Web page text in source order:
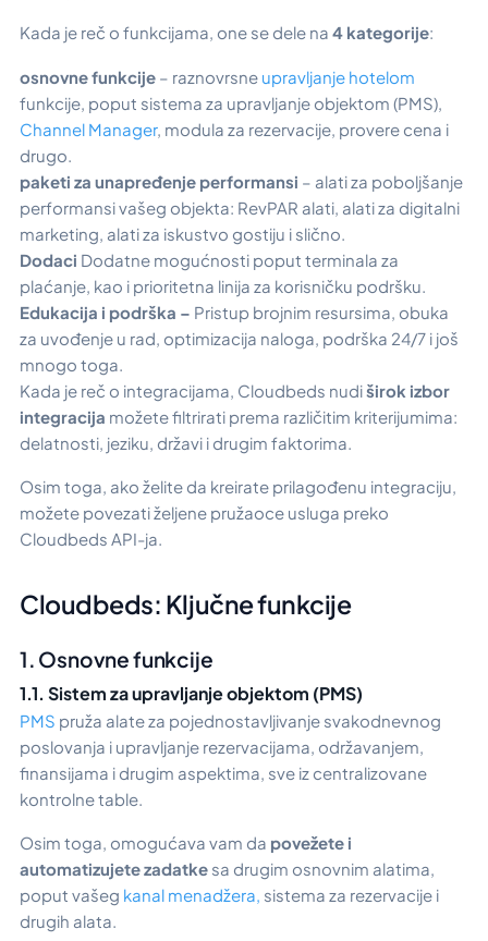
Kada je reč o funkcijama, one se dele na 4 kategorije:
osnovne funkcije – raznovrsne upravljanje hotelom
funkcije, poput sistema za upravljanje objektom (PMS),
Channel Manager, modula za rezervacije, provere cena i
drugo.
paketi za unapređenje performansi – alati za poboljšanje
performansi vašeg objekta: RevPAR alati, alati za digitalni
marketing, alati za iskustvo gostiju i slično.
Dodaci Dodatne mogućnosti poput terminala za
plaćanje, kao i prioritetna linija za korisničku podršku.
Edukacija i podrška – Pristup brojnim resursima, obuka
za uvođenje u rad, optimizacija naloga, podrška 24/7 i još
mnogo toga.
Kada je reč o integracijama, Cloudbeds nudiširok izbor
integracija možete filtrirati prema različitim kriterijumima:
delatnosti, jeziku, državi i drugim faktorima.
Osim toga, ako želite da kreirate prilagođenu integraciju,
možete povezati željene pružaoce usluga preko
Cloudbeds API-ja.
Cloudbeds: Ključne funkcije
1. Osnovne funkcije
1.1. Sistem za upravljanje objektom (PMS)
PMS pruža alate za pojednostavljivanje svakodnevnog
poslovanja i upravljanje rezervacijama, održavanjem,
finansijama i drugim aspektima, sve iz centralizovane
kontrolne table.
Osim toga, omogućava vam da povežete i
automatizujete zadatke sa drugim osnovnim alatima,
poput vašeg kanal menadžera, sistema za rezervacije i
drugih alata.